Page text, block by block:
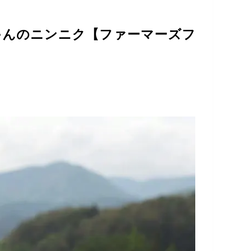
のニンニク【ファーマーズフ